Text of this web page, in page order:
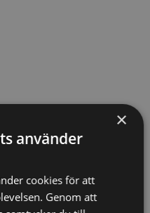
×
använder
cookies för att
Genom att